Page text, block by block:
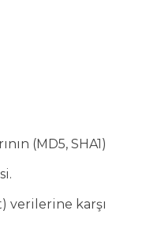
(MD5, SHA1)
verilerine karşı